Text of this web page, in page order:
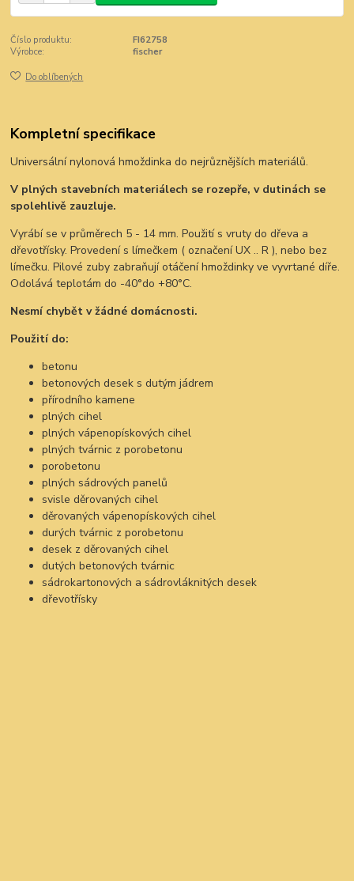
Číslo produktu:
FI62758
Výrobce:
fischer
Do oblíbených
Kompletní specifikace
Universální nylonová hmoždinka do nejrůznějších materiálů.
V plných stavebních materiálech se rozepře, v dutinách se
spolehlivě zauzluje.
Vyrábí se v průměrech 5 - 14 mm. Použití s vruty do dřeva a
dřevotřísky. Provedení s límečkem ( označení UX .. R ), nebo bez
límečku. Pilové zuby zabraňují otáčení hmoždinky ve vyvrtané díře.
Odolává teplotám do -40°do +80°C.
Nesmí chybět v žádné domácnosti.
Použití do:
betonu
betonových desek s dutým jádrem
přírodního kamene
plných cihel
plných vápenopískových cihel
plných tvárnic z porobetonu
porobetonu
plných sádrových panelů
svisle děrovaných cihel
děrovaných vápenopískových cihel
durých tvárnic z porobetonu
desek z děrovaných cihel
dutých betonových tvárnic
sádrokartonových a sádrovláknitých desek
dřevotřísky